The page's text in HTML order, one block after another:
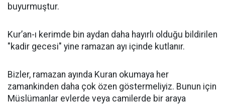
buyurmuştur.
Kur’an-ı kerimde bin aydan daha hayırlı olduğu bildirilen
"kadir gecesi" yine ramazan ayı içinde kutlanır.
Bizler, ramazan ayında Kuran okumaya her
zamankinden daha çok özen göstermeliyiz. Bunun için
Müslümanlar evlerde veya camilerde bir araya